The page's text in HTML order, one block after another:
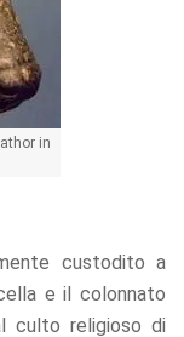
in
custodito a
e il colonnato
culto religioso di